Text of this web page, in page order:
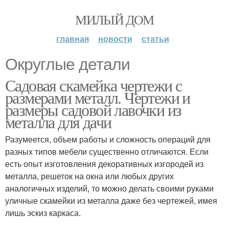
МИЛЫЙ ДОМ
главная новости статьи
Округлые детали
Садовая скамейка чертежи с
размерами металл. Чертежи и
размеры садовой лавочки из
металла для дачи
Разумеется, объем работы и сложность операций для
разных типов мебели существенно отличаются. Если
есть опыт изготовления декоративных изгородей из
металла, решеток на окна или любых других
аналогичных изделий, то можно делать своими руками
уличные скамейки из металла даже без чертежей, имея
лишь эскиз каркаса.